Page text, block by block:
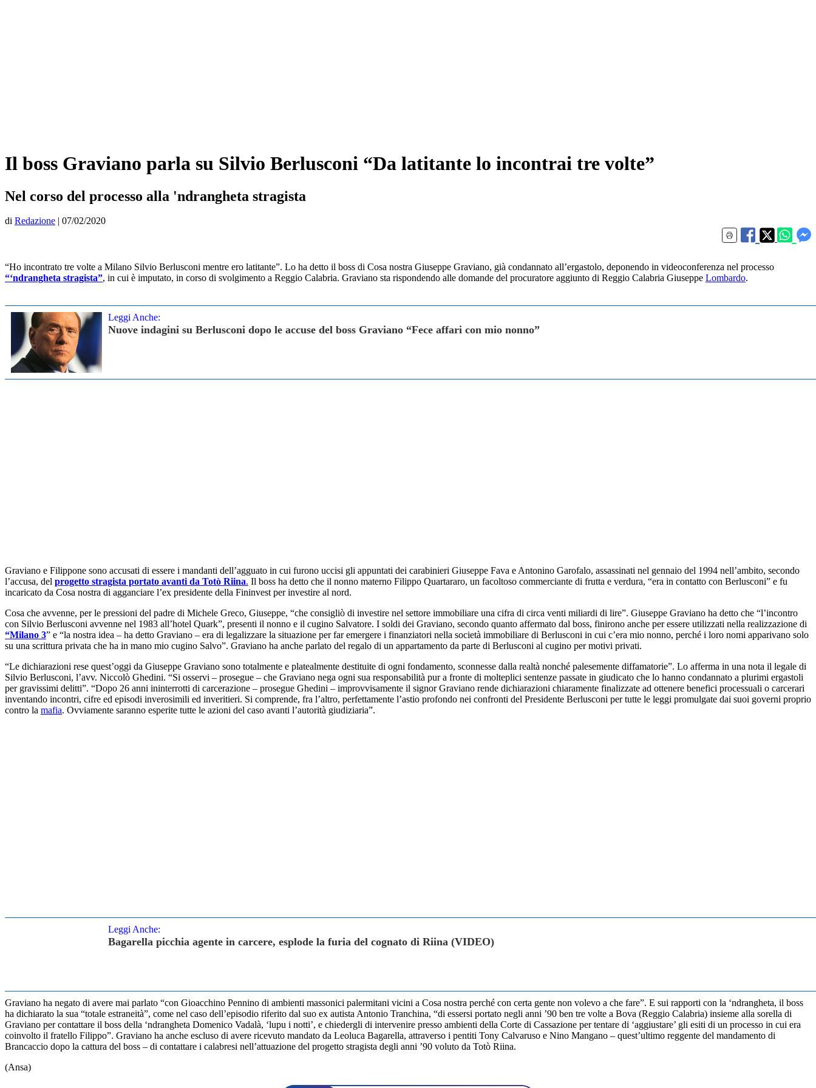
Il boss Graviano parla su Silvio Berlusconi “Da latitante lo incontrai tre volte”
Nel corso del processo alla 'ndrangheta stragista
di Redazione | 07/02/2020
“Ho incontrato tre volte a Milano Silvio Berlusconi mentre ero latitante”. Lo ha detto il boss di Cosa nostra Giuseppe Graviano, già condannato all’ergastolo, deponendo in videoconferenza nel processo
“‘ndrangheta stragista”, in cui è imputato, in corso di svolgimento a Reggio Calabria. Graviano sta rispondendo alle domande del procuratore aggiunto di Reggio Calabria Giuseppe Lombardo.
Leggi Anche:
Nuove indagini su Berlusconi dopo le accuse del boss Graviano “Fece affari con mio nonno”
Graviano e Filippone sono accusati di essere i mandanti dell’agguato in cui furono uccisi gli appuntati dei carabinieri Giuseppe Fava e Antonino Garofalo, assassinati nel gennaio del 1994 nell’ambito, secondo
l’accusa, del progetto stragista portato avanti da Totò Riina. Il boss ha detto che il nonno materno Filippo Quartararo, un facoltoso commerciante di frutta e verdura, “era in contatto con Berlusconi” e fu
incaricato da Cosa nostra di agganciare l’ex presidente della Fininvest per investire al nord.
Cosa che avvenne, per le pressioni del padre di Michele Greco, Giuseppe, “che consigliò di investire nel settore immobiliare una cifra di circa venti miliardi di lire”. Giuseppe Graviano ha detto che “l’incontro
con Silvio Berlusconi avvenne nel 1983 all’hotel Quark”, presenti il nonno e il cugino Salvatore. I soldi dei Graviano, secondo quanto affermato dal boss, finirono anche per essere utilizzati nella realizzazione di
“Milano 3” e “la nostra idea – ha detto Graviano – era di legalizzare la situazione per far emergere i finanziatori nella società immobiliare di Berlusconi in cui c’era mio nonno, perché i loro nomi apparivano solo
su una scrittura privata che ha in mano mio cugino Salvo”. Graviano ha anche parlato del regalo di un appartamento da parte di Berlusconi al cugino per motivi privati.
“Le dichiarazioni rese quest’oggi da Giuseppe Graviano sono totalmente e platealmente destituite di ogni fondamento, sconnesse dalla realtà nonché palesemente diffamatorie”. Lo afferma in una nota il legale di
Silvio Berlusconi, l’avv. Niccolò Ghedini. “Si osservi – prosegue – che Graviano nega ogni sua responsabilità pur a fronte di molteplici sentenze passate in giudicato che lo hanno condannato a plurimi ergastoli
per gravissimi delitti”. “Dopo 26 anni ininterrotti di carcerazione – prosegue Ghedini – improvvisamente il signor Graviano rende dichiarazioni chiaramente finalizzate ad ottenere benefici processuali o carcerari
inventando incontri, cifre ed episodi inverosimili ed inveritieri. Si comprende, fra l’altro, perfettamente l’astio profondo nei confronti del Presidente Berlusconi per tutte le leggi promulgate dai suoi governi proprio
contro la mafia. Ovviamente saranno esperite tutte le azioni del caso avanti l’autorità giudiziaria”.
Leggi Anche:
Bagarella picchia agente in carcere, esplode la furia del cognato di Riina (VIDEO)
Graviano ha negato di avere mai parlato “con Gioacchino Pennino di ambienti massonici palermitani vicini a Cosa nostra perché con certa gente non volevo a che fare”. E sui rapporti con la ‘ndrangheta, il boss
ha dichiarato la sua “totale estraneità”, come nel caso dell’episodio riferito dal suo ex autista Antonio Tranchina, “di essersi portato negli anni ’90 ben tre volte a Bova (Reggio Calabria) insieme alla sorella di
Graviano per contattare il boss della ‘ndrangheta Domenico Vadalà, ‘lupu i notti’, e chiedergli di intervenire presso ambienti della Corte di Cassazione per tentare di ‘aggiustare’ gli esiti di un processo in cui era
coinvolto il fratello Filippo”. Graviano ha anche escluso di avere ricevuto mandato da Leoluca Bagarella, attraverso i pentiti Tony Calvaruso e Nino Mangano – quest’ultimo reggente del mandamento di
Brancaccio dopo la cattura del boss – di contattare i calabresi nell’attuazione del progetto stragista degli anni ’90 voluto da Totò Riina.
(Ansa)